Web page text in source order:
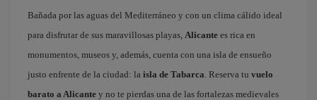
Bañada por las aguas del Mediterráneo y con un clima cálido ideal
para disfrutar de sus maravillosas playas, Alicante es rica en
monumentos, museos y, además, cuenta con una isla de ensueño
justo enfrente de la ciudad: la isla de Tabarca. Reserva tu vuelo
barato a Alicante y no te pierdas una de las fortalezas medievales